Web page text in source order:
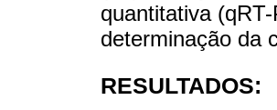
quantitativa
determinação da
RESULTADOS: